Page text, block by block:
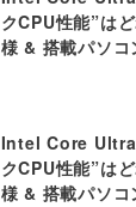
クCPU性能”は
様 & 搭載パソコ
Intel Core Ultra
クCPU性能”は
様 & 搭載パソコ